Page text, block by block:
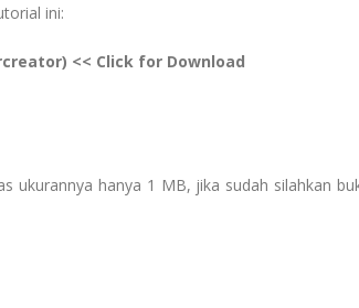
ini:
<< Click for Download
ukurannya hanya 1 MB, jika sudah silahkan